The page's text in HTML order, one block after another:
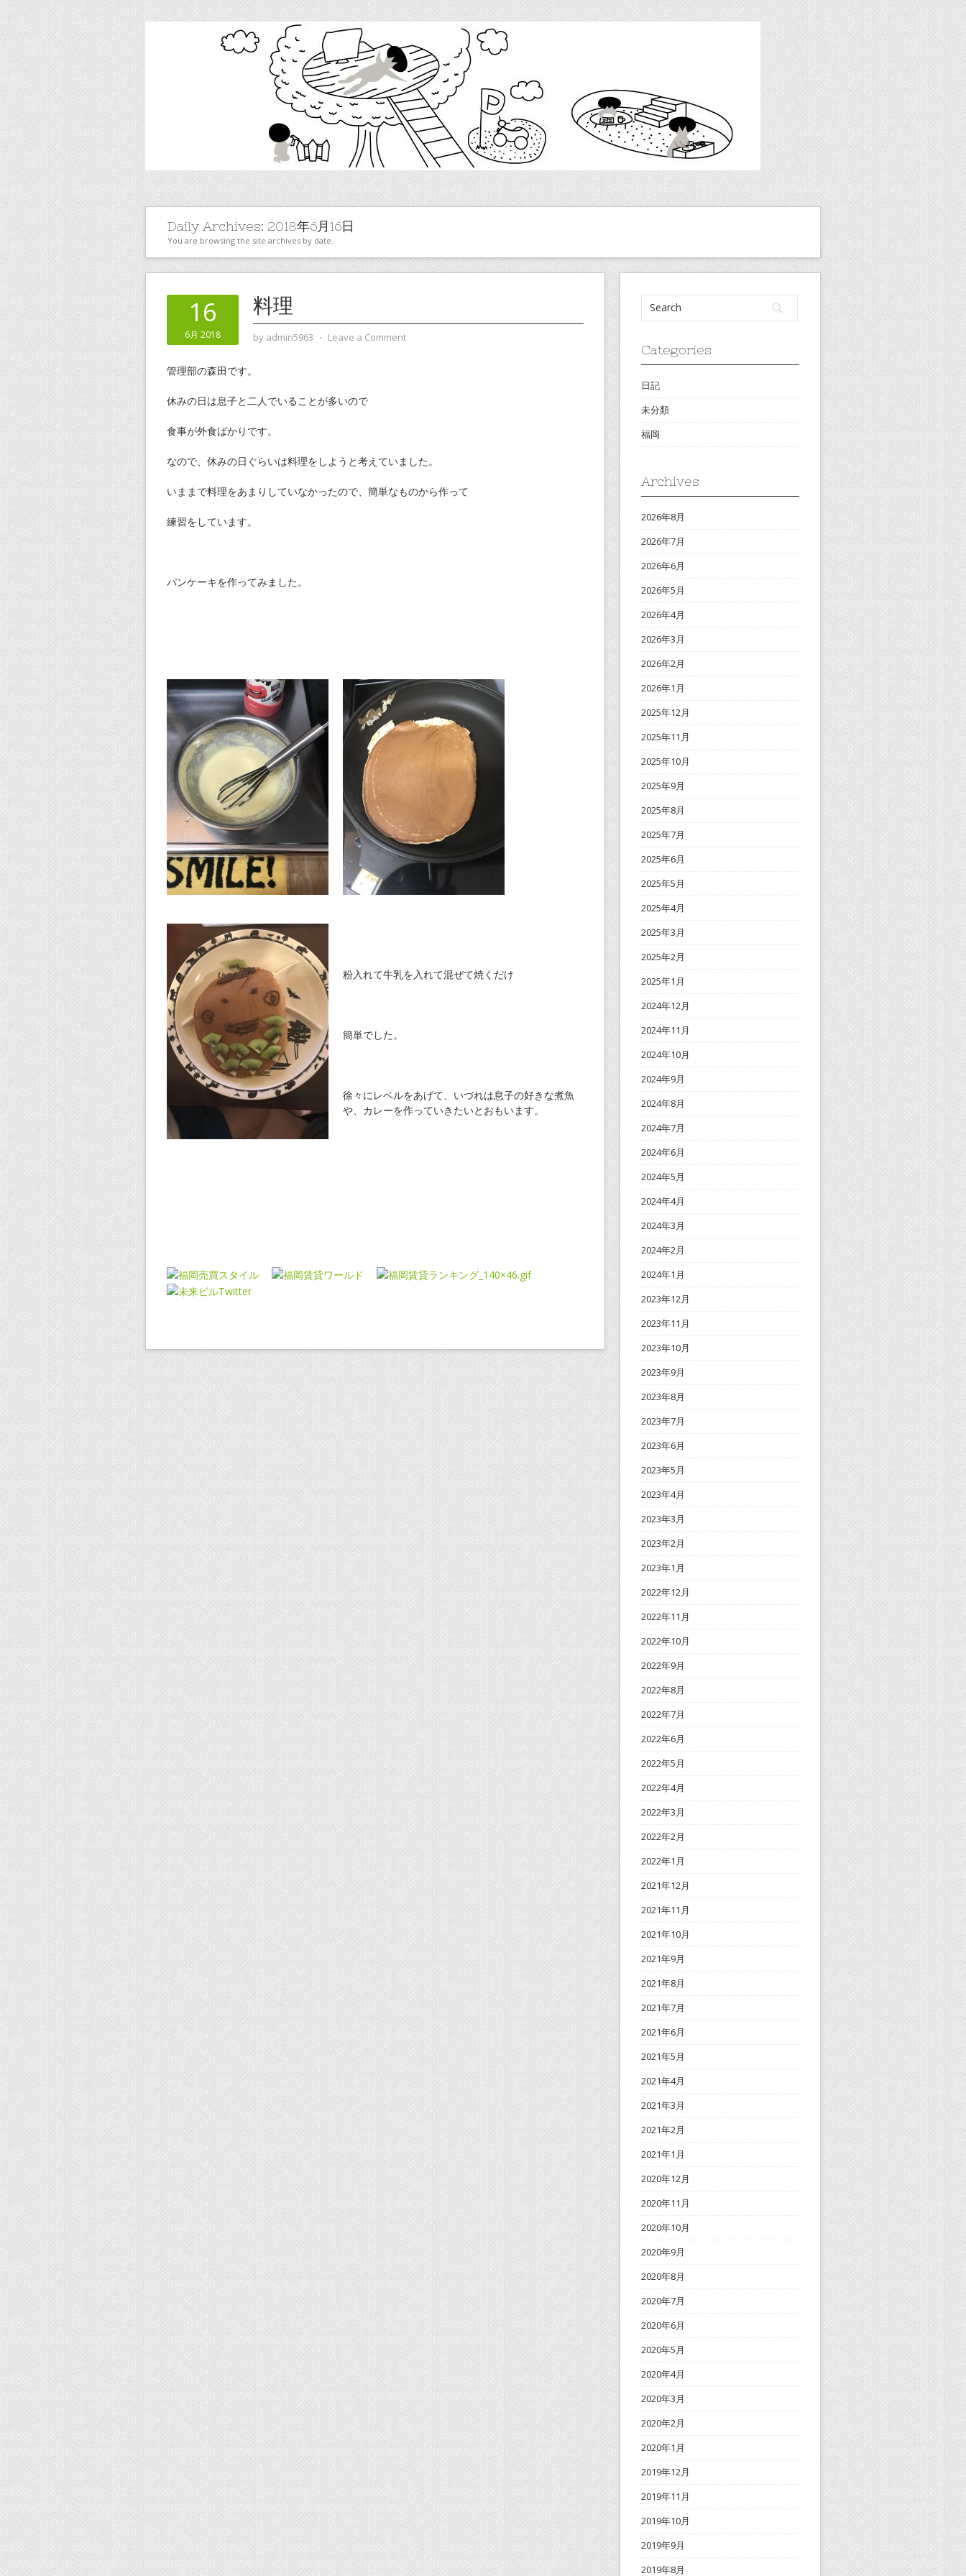
Daily Archives: 2018年6月16日
You are browsing the site archives by date.
16
6月 2018
料理
by admin5963 ⋅ Leave a Comment
管理部の森田です。
休みの日は息子と二人でいることが多いので
食事が外食ばかりです。
なので、休みの日ぐらいは料理をしようと考えていました。
いままで料理をあまりしていなかったので、簡単なものから作って
練習をしています。
パンケーキを作ってみました。
粉入れて牛乳を入れて混ぜて焼くだけ
簡単でした。
徐々にレベルをあげて、いづれは息子の好きな煮魚
や、カレーを作っていきたいとおもいます。
Categories
日記
未分類
福岡
Archives
2026年8月
2026年7月
2026年6月
2026年5月
2026年4月
2026年3月
2026年2月
2026年1月
2025年12月
2025年11月
2025年10月
2025年9月
2025年8月
2025年7月
2025年6月
2025年5月
2025年4月
2025年3月
2025年2月
2025年1月
2024年12月
2024年11月
2024年10月
2024年9月
2024年8月
2024年7月
2024年6月
2024年5月
2024年4月
2024年3月
2024年2月
2024年1月
2023年12月
2023年11月
2023年10月
2023年9月
2023年8月
2023年7月
2023年6月
2023年5月
2023年4月
2023年3月
2023年2月
2023年1月
2022年12月
2022年11月
2022年10月
2022年9月
2022年8月
2022年7月
2022年6月
2022年5月
2022年4月
2022年3月
2022年2月
2022年1月
2021年12月
2021年11月
2021年10月
2021年9月
2021年8月
2021年7月
2021年6月
2021年5月
2021年4月
2021年3月
2021年2月
2021年1月
2020年12月
2020年11月
2020年10月
2020年9月
2020年8月
2020年7月
2020年6月
2020年5月
2020年4月
2020年3月
2020年2月
2020年1月
2019年12月
2019年11月
2019年10月
2019年9月
2019年8月